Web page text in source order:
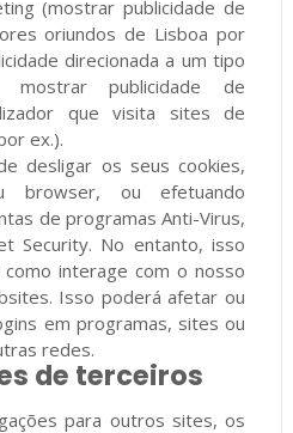
(mostrar publicidade de
oriundos de Lisboa por
direcionada a um tipo
publicidade de
que visita sites de
ex.).
desligar os seus cookies,
browser, ou efetuando
de programas Anti-Virus,
Security. No entanto, isso
interage com o nosso
Isso poderá afetar ou
em programas, sites ou
redes.
de terceiros
para outros sites, os